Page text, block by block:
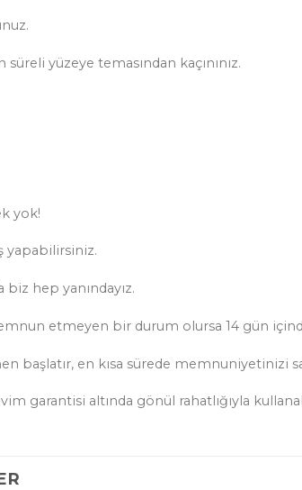
yüzeye temasından kaçınınız.
yok!
yapabilirsiniz.
hep yanındayız.
etmeyen bir durum olursa 14 gün
başlatır, en kısa sürede memnuniyetinizi
garantisi altında gönül rahatlığıyla